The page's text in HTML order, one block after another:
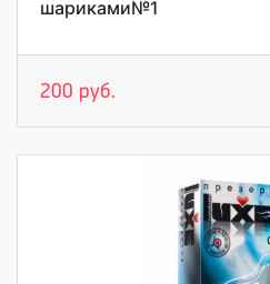
шариками№1
200 руб.